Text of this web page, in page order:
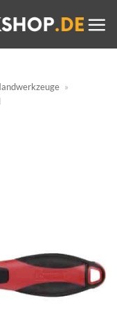
»